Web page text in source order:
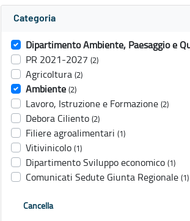
Categoria
Dipartimento Ambiente, Paesaggio e
PR 2021-2027 (2)
Agricoltura (2)
Ambiente (2)
Lavoro, Istruzione e Formazione (2)
Debora Ciliento (2)
Filiere agroalimentari (1)
Vitivinicolo (1)
Dipartimento Sviluppo economico (1)
Comunicati Sedute Giunta Regionale (1)
Cancella